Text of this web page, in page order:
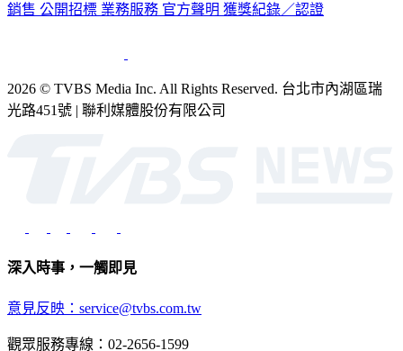
銷售 公開招標 業務服務 官方聲明 獲獎紀錄／認證
2026 © TVBS Media Inc. All Rights Reserved. 台北市內湖區瑞
光路451號 | 聯利媒體股份有限公司
深入時事，一觸即見
意見反映：service@tvbs.com.tw
觀眾服務專線：02-2656-1599